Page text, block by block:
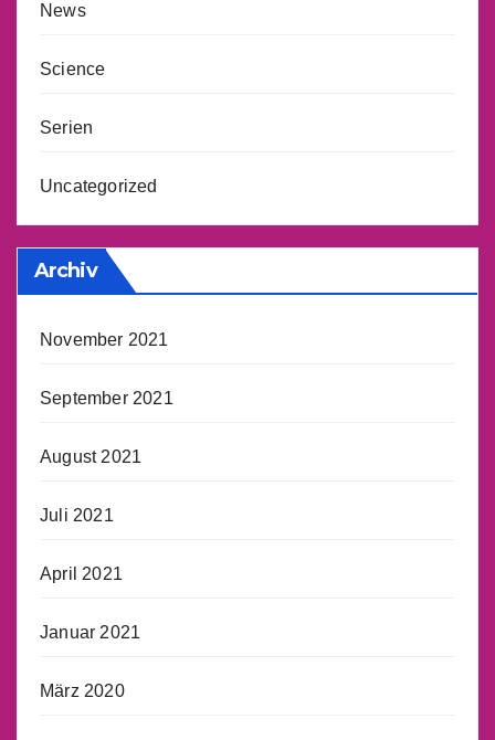
News
Science
Serien
Uncategorized
Archiv
November 2021
September 2021
August 2021
Juli 2021
April 2021
Januar 2021
März 2020